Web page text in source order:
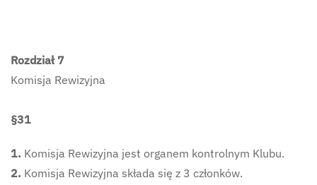
Rozdział 7
Komisja Rewizyjna
§31
1. Komisja Rewizyjna jest organem kontrolnym Klubu.
2. Komisja Rewizyjna składa się z 3 członków.